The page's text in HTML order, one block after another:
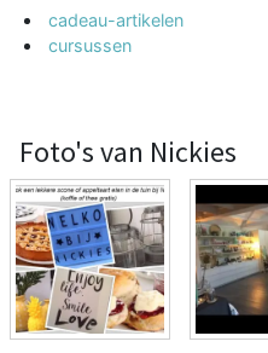
cadeau-artikelen
cursussen
Foto's van Nickies